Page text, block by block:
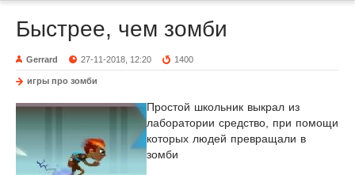
Быстрее, чем зомби
Gerrard 27-11-2018, 12:20 1400
игры про зомби
Простой школьник выкрал из
лаборатории средство, при помощи
которых людей превращали в
зомби